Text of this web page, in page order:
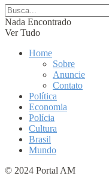
Nada Encontrado
Ver Tudo
Home
Sobre
Anuncie
Contato
Política
Economia
Polícia
Cultura
Brasil
Mundo
© 2024 Portal AM